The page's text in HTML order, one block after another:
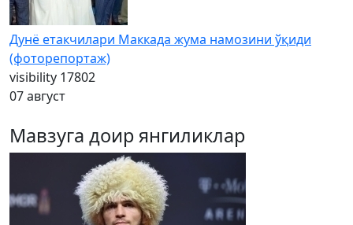
Дунё етакчилари Маккада жума намозини ўқиди
(фоторепортаж)
visibility 17802
07 август
Мавзуга доир янгиликлар